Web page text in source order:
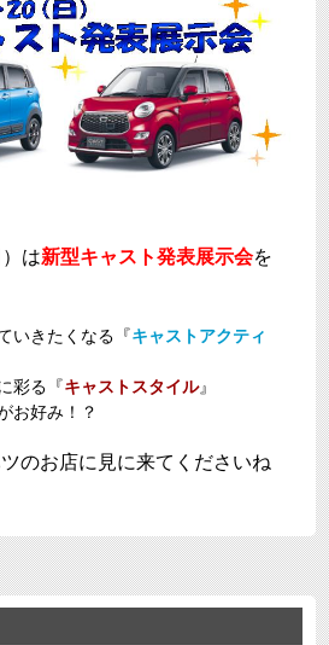
は新型キャスト発表展示会を
きたくなる『キャストアクティ
る『キャストスタイル』
好み！？
のお店に見に来てくださいね